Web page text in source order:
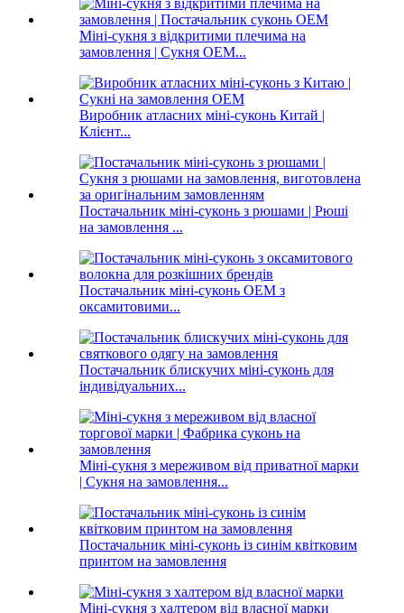
Міні-сукня з відкритими плечима на
замовлення | Сукня OEM...
Виробник атласних міні-суконь Китай |
Клієнт...
Постачальник міні-суконь з рюшами | Рюші
на замовлення ...
Постачальник міні-суконь OEM з
оксамитовими...
Постачальник блискучих міні-суконь для
індивідуальних...
Міні-сукня з мереживом від приватної марки
| Сукня на замовлення...
Постачальник міні-суконь із синім квітковим
принтом на замовлення
Міні-сукня з халтером від власної марки